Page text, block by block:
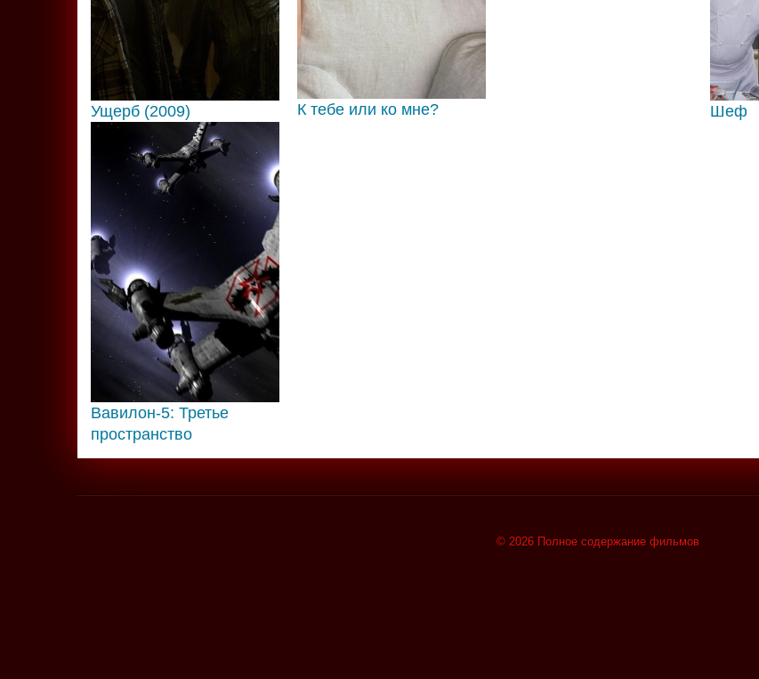
Ущерб (2009) К тебе или ко мне? Шеф
Вавилон-5: Третье
пространство
© 2026 Полное содержание фильмов